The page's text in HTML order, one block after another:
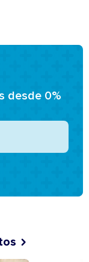
desde 0%